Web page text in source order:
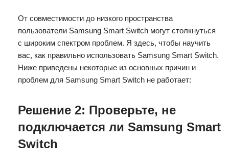
От совместимости до низкого пространства
пользователи Samsung Smart Switch могут столкнуться
с широким спектром проблем. Я здесь, чтобы научить
вас, как правильно использовать Samsung Smart Switch.
Ниже приведены некоторые из основных причин и
проблем для Samsung Smart Switch не работает:
Решение 2: Проверьте, не
подключается ли Samsung Smart
Switch